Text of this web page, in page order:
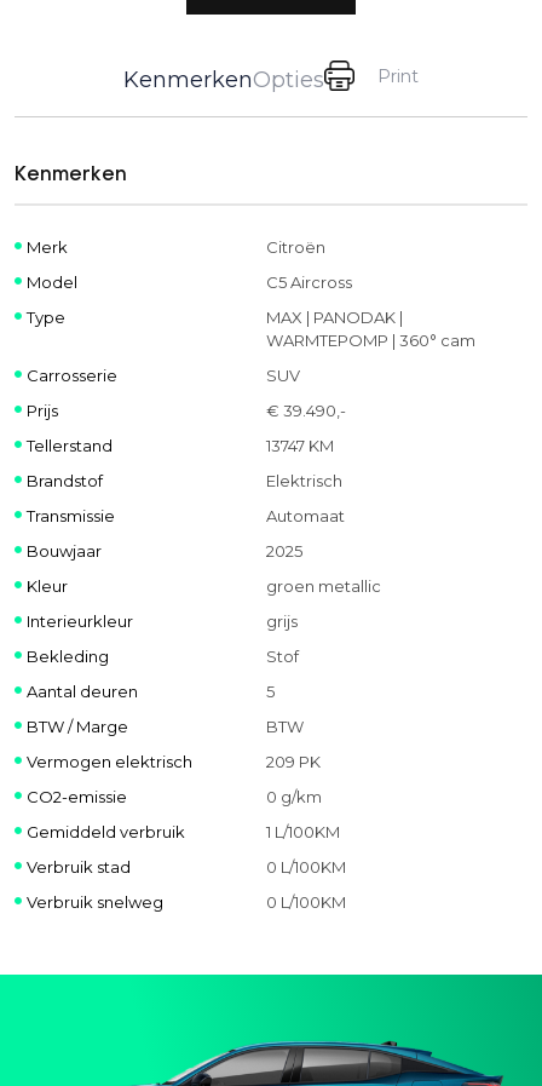
KenmerkenOpties Print
Kenmerken
Merk
Citroën
Model
C5 Aircross
Type
MAX | PANODAK |
WARMTEPOMP | 360° cam
Carrosserie
SUV
Prijs
€ 39.490,-
Tellerstand
13747 KM
Brandstof
Elektrisch
Transmissie
Automaat
Bouwjaar
2025
Kleur
groen metallic
Interieurkleur
grijs
Bekleding
Stof
Aantal deuren
5
BTW / Marge
BTW
Vermogen elektrisch
209 PK
CO2-emissie
0 g/km
Gemiddeld verbruik
1 L/100KM
Verbruik stad
0 L/100KM
Verbruik snelweg
0 L/100KM